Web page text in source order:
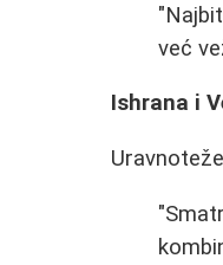
već
Ishrana i